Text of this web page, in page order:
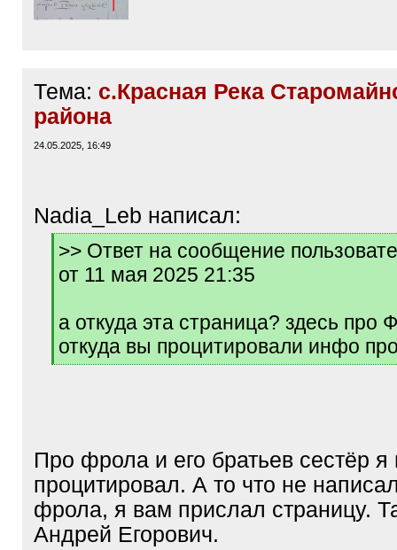
Тема: с.Красная Река
района
24.05.2025, 16:49
Nadia_Leb написал:
[
]
>> Ответ на сообщение
от 11 мая 2025 21:35
а откуда эта страница? здесь про
откуда вы процитировали инфо
[
Про фрола и его братьев сестёр я
процитировал. А то что не
фрола, я вам прислал страницу.
Андрей Егорович.